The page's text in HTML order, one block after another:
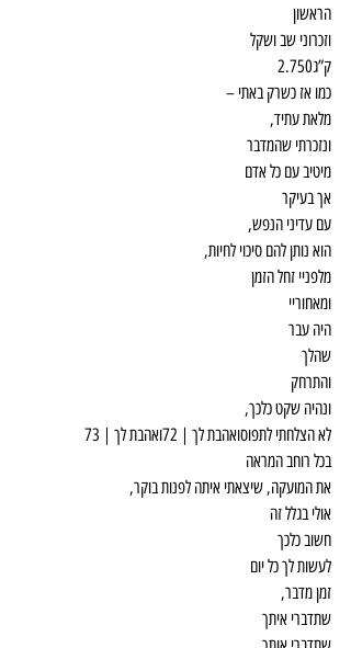
הראשון
וזכרוני שב ושקל
ק”ג2.750
כמו אז כשרק באתי –
מלאת עתיד,
ונזכרתי שהמדבר
מיטיב עם כל אדם
אך בעיקר
עם עדיני הנפש,
הוא נותן להם סיכוי לחיות,
מלפניי זחל הזמן
ומאחוריי
היה עבר
שהלך
והתרחק
ונהיה שקט כלכך,
לא הצלחתי לתפוסואהבת לך | 72ואהבת לך | 73
בכל רוחב המראה
את המועקה, שיצאתי איתה לפנות בוקר,
אולי בגלל זה
חשוב כלכך
לעשות לך כל יום
זמן מדבר,
שתדברי איתך